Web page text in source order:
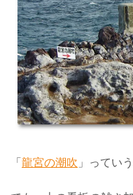
「 龍宮の潮吹 」ってい